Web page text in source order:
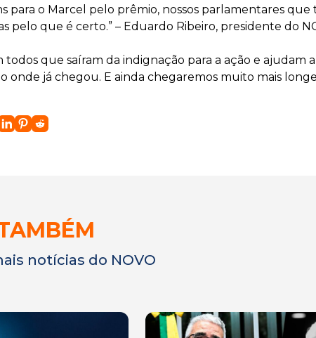
para o Marcel pelo prêmio, nossos parlamentares
pelo que é certo.” – Eduardo Ribeiro, presidente do
todos que saíram da indignação para a ação e
onde já chegou. E ainda chegaremos muito mais
notícias do NOVO